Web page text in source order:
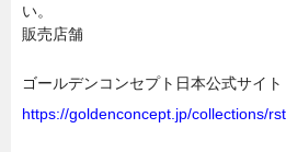
い。
販売店舗
ゴールデンコンセプト日本公式サイト
https://goldenconcept.jp/collections/